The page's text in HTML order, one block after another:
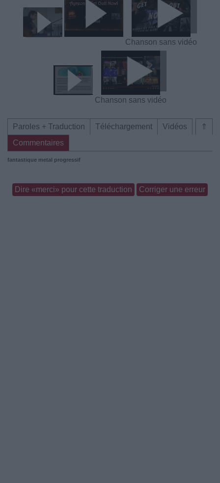
Chanson sans vidéo
Chanson sans vidéo
⇑
Paroles + Traduction Téléchargement
Vidéos
Commentaires
fantastique metal progressif
Dire «merci» pour cette traduction Corriger une erreur